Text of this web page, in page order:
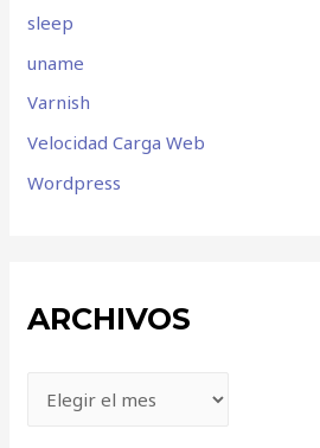
sleep
uname
Varnish
Velocidad Carga Web
Wordpress
ARCHIVOS